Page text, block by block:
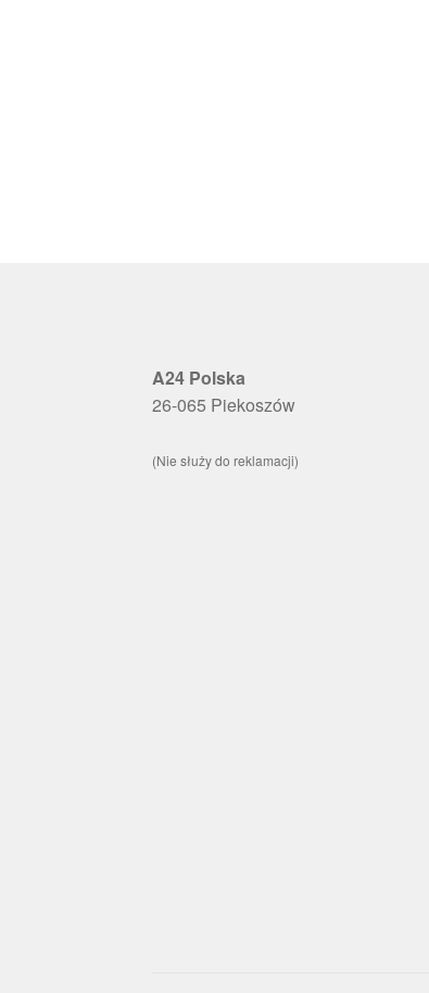
A24 Polska
26-065 Piekoszów
(Nie służy do reklamacji)